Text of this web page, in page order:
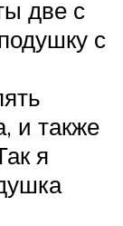
две с
с
и также
я